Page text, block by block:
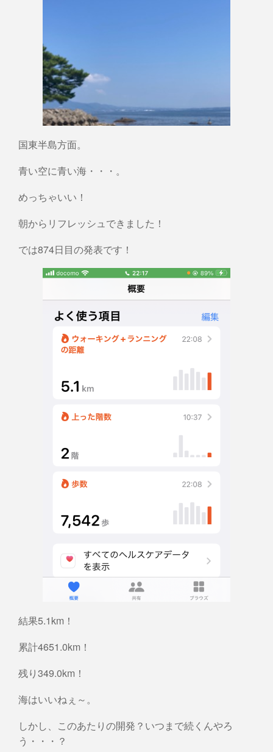
国東半島方面。
青い空に青い海・・・。
めっちゃいい！
朝からリフレッシュできました！
では874日目の発表です！
結果5.1km！
累計4651.0km！
残り349.0km！
海はいいねぇ～。
しかし、このあたりの開発？いつまで続くんやろ
う・・・？